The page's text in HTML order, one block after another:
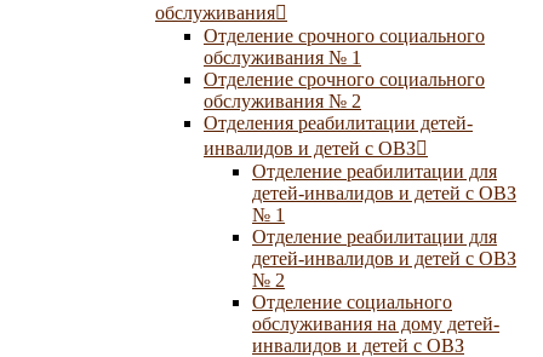
обслуживания
Отделение срочного социального
обслуживания № 1
Отделение срочного социального
обслуживания № 2
Отделения реабилитации детей-
инвалидов и детей с ОВЗ
Отделение реабилитации для
детей-инвалидов и детей с ОВЗ
№ 1
Отделение реабилитации для
детей-инвалидов и детей с ОВЗ
№ 2
Отделение социального
обслуживания на дому детей-
инвалидов и детей с ОВЗ